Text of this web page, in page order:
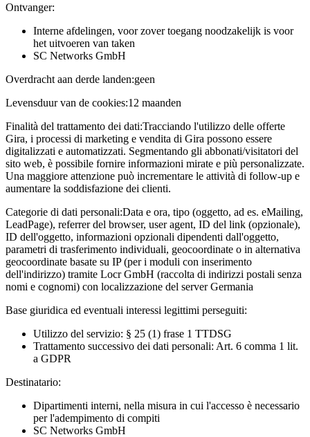
Ontvanger:
Interne afdelingen, voor zover toegang noodzakelijk is voor
het uitvoeren van taken
SC Networks GmbH
Overdracht aan derde landen:geen
Levensduur van de cookies:12 maanden
Finalità del trattamento dei dati:Tracciando l'utilizzo delle offerte
Gira, i processi di marketing e vendita di Gira possono essere
digitalizzati e automatizzati. Segmentando gli abbonati/visitatori del
sito web, è possibile fornire informazioni mirate e più personalizzate.
Una maggiore attenzione può incrementare le attività di follow-up e
aumentare la soddisfazione dei clienti.
Categorie di dati personali:Data e ora, tipo (oggetto, ad es. eMailing,
LeadPage), referrer del browser, user agent, ID del link (opzionale),
ID dell'oggetto, informazioni opzionali dipendenti dall'oggetto,
parametri di trasferimento individuali, geocoordinate o in alternativa
geocoordinate basate su IP (per i moduli con inserimento
dell'indirizzo) tramite Locr GmbH (raccolta di indirizzi postali senza
nomi e cognomi) con localizzazione del server Germania
Base giuridica ed eventuali interessi legittimi perseguiti:
Utilizzo del servizio: § 25 (1) frase 1 TTDSG
Trattamento successivo dei dati personali: Art. 6 comma 1 lit.
a GDPR
Destinatario:
Dipartimenti interni, nella misura in cui l'accesso è necessario
per l'adempimento di compiti
SC Networks GmbH